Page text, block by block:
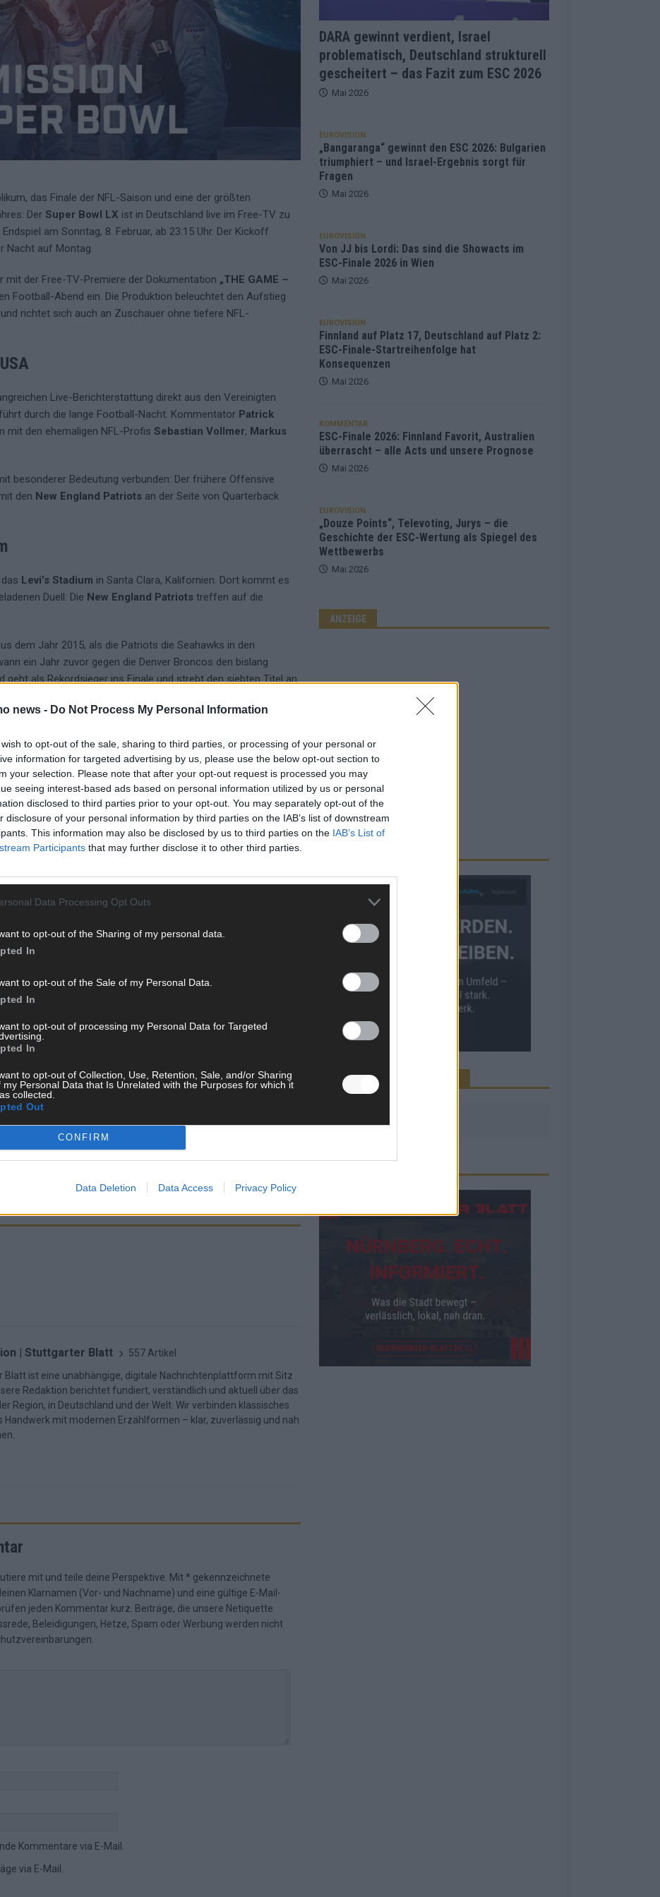
news - Do Not Process My Personal Information
to opt-out of the sale, sharing to third parties, or processing of your personal or
information for targeted advertising by us, please use the below opt-out section to
your selection. Please note that after your opt-out request is processed you may
seeing interest-based ads based on personal information utilized by us or personal
disclosed to third parties prior to your opt-out. You may separately opt-out of the
disclosure of your personal information by third parties on the IAB’s list of downstream
This information may also be disclosed by us to third parties on the IAB’s List of
Participants that may further disclose it to other third parties.
Data Processing Opt Outs
to opt-out of the Sharing of my personal data.
In
to opt-out of the Sale of my Personal Data.
In
to opt-out of processing my Personal Data for Targeted
In
to opt-out of Collection, Use, Retention, Sale, and/or Sharing
my Personal Data that Is Unrelated with the Purposes for which it
collected.
Out
CONFIRM
Data Deletion Data Access Privacy Policy
das Finale der NFL-Saison und eine der größten
Der Super Bowl LX ist in Deutschland live im Free-TV zu
am Sonntag, 8. Februar, ab 23:15 Uhr. Der Kickoff
Nacht auf Montag.
mit der Free-TV-Premiere der Dokumentation „THE GAME –
Football-Abend ein. Die Produktion beleuchtet den Aufstieg
richtet sich auch an Zuschauer ohne tiefere NFL-
Live-Berichterstattung direkt aus den Vereinigten
durch die lange Football-Nacht. Kommentator Patrick
mit den ehemaligen NFL-Profis Sebastian Vollmer, Markus
besonderer Bedeutung verbunden: Der frühere Offensive
den New England Patriots an der Seite von Quarterback
Levi’s Stadium in Santa Clara, Kalifornien. Dort kommt es
Duell: Die New England Patriots treffen auf die
dem Jahr 2015, als die Patriots die Seahawks in den
ein Jahr zuvor gegen die Denver Broncos den bislang
geht als Rekordsieger ins Finale und strebt den siebten Titel an
TV NFL
LX
| Stuttgarter Blatt 557 Artikel
Blatt ist eine unabhängige, digitale Nachrichtenplattform mit Sitz
Redaktion berichtet fundiert, verständlich und aktuell über das
Region, in Deutschland und der Welt. Wir verbinden klassisches
Handwerk mit modernen Erzählformen – klar, zuverlässig und nah
mit und teile deine Perspektive. Mit * gekennzeichnete
Klarnamen (Vor- und Nachname) und eine gültige E-Mail-
jeden Kommentar kurz. Beiträge, die unsere Netiquette
Beleidigungen, Hetze, Spam oder Werbung werden nicht
.
Kommentare via E-Mail.
via E-Mail.
DARA gewinnt verdient, Israel
problematisch, Deutschland strukturell
gescheitert – das Fazit zum ESC 2026
Mai 2026
EUROVISION
„Bangaranga“ gewinnt den ESC 2026: Bulgarien
triumphiert – und Israel-Ergebnis sorgt für
Fragen
Mai 2026
EUROVISION
Von JJ bis Lordi: Das sind die Showacts im
ESC-Finale 2026 in Wien
Mai 2026
EUROVISION
Finnland auf Platz 17, Deutschland auf Platz 2:
ESC-Finale-Startreihenfolge hat
Konsequenzen
Mai 2026
KOMMENTAR
ESC-Finale 2026: Finnland Favorit, Australien
überrascht – alle Acts und unsere Prognose
Mai 2026
EUROVISION
„Douze Points“, Televoting, Jurys – die
Geschichte der ESC-Wertung als Spiegel des
Wettbewerbs
Mai 2026
ANZEIGE
KEINE NEWS MEHR VERPASSEN